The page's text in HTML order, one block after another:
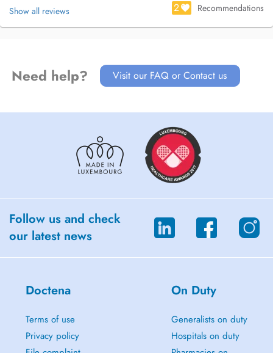
Show all reviews 2 Recommendations
Need help? Visit our FAQ or Contact us
Follow us and check
our latest news
Doctena
Terms of use
Privacy policy
On Duty
Generalists on duty
Hospitals on duty